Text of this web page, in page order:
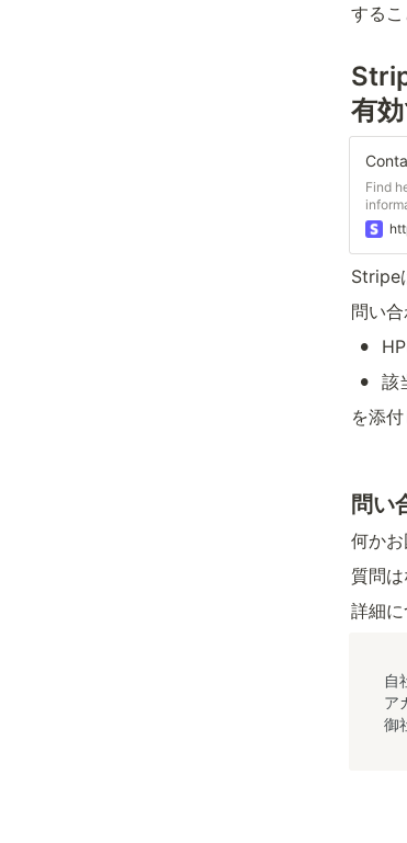
するこ
有効
Find
Stripe
問い合
•
• 該
を添
問い
何か
質問
詳細
自
ア
御